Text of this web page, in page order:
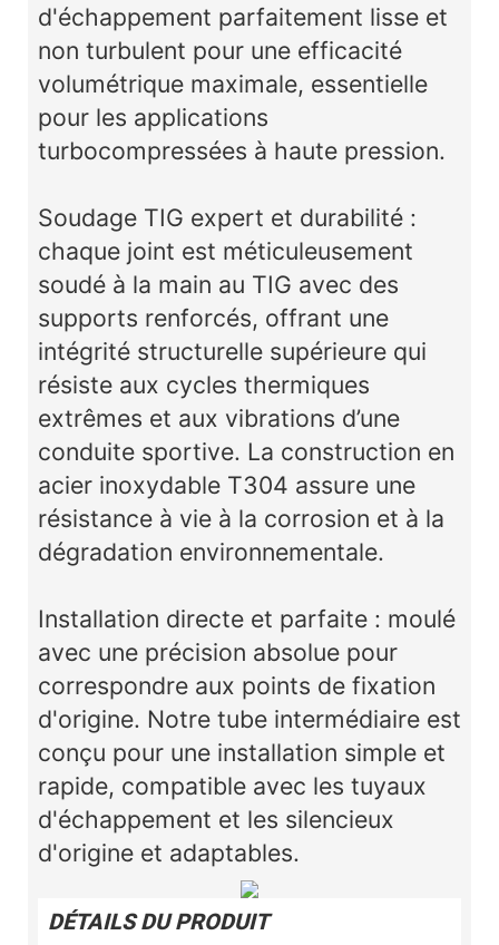
d'échappement parfaitement lisse et
non turbulent pour une efficacité
volumétrique maximale, essentielle
pour les applications
turbocompressées à haute pression.
Soudage TIG expert et durabilité :
chaque joint est méticuleusement
soudé à la main au TIG avec des
supports renforcés, offrant une
intégrité structurelle supérieure qui
résiste aux cycles thermiques
extrêmes et aux vibrations d’une
conduite sportive. La construction en
acier inoxydable T304 assure une
résistance à vie à la corrosion et à la
dégradation environnementale.
Installation directe et parfaite : moulé
avec une précision absolue pour
correspondre aux points de fixation
d'origine. Notre tube intermédiaire est
conçu pour une installation simple et
rapide, compatible avec les tuyaux
d'échappement et les silencieux
d'origine et adaptables.
DÉTAILS DU PRODUIT